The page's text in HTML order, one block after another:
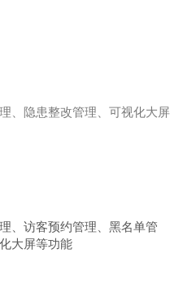
、隐患整改管理、可视化大屏
、访客预约管理、黑名单管
大屏等功能